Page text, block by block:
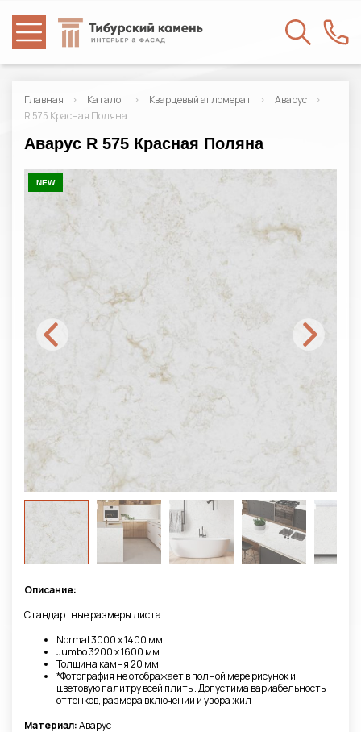
Главная Каталог Кварцевый агломерат
Аварус
R 575 Красная Поляна
Аварус R 575 Красная Поляна
NEW
Описание:
Стандартные размеры листа
Normal 3000 х 1400 мм
Jumbo 3200 x 1600 мм.
Толщина камня 20 мм.
*Фотография не отображает в полной мере рисунок и
цветовую палитру всей плиты. Допустима вариабельность
оттенков, размера включений и узора жил
Материал:Аварус